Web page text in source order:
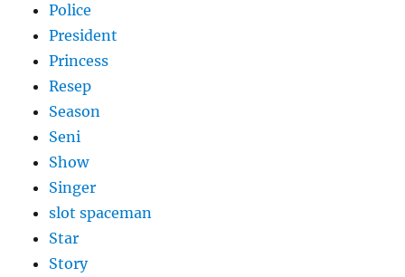
Police
President
Princess
Resep
Season
Seni
Show
Singer
slot spaceman
Star
Story